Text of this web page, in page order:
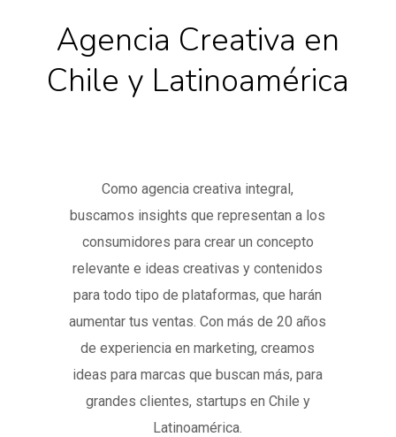
Agencia Creativa en
Chile y Latinoamérica
Como agencia creativa integral,
buscamos insights que representan a los
consumidores para crear un concepto
relevante e ideas creativas y contenidos
para todo tipo de plataformas, que harán
aumentar tus ventas. Con más de 20 años
de experiencia en marketing, creamos
ideas para marcas que buscan más, para
grandes clientes, startups en Chile y
Latinoamérica.